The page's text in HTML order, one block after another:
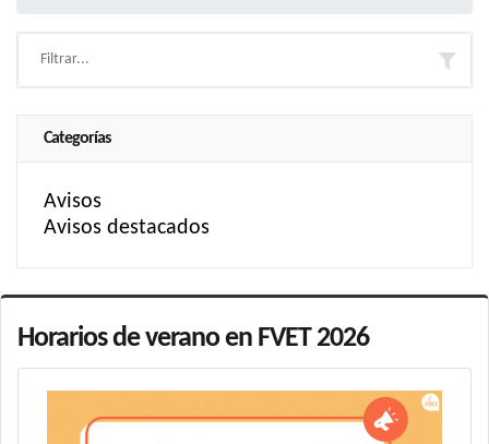
Categorías
Avisos
Avisos destacados
Horarios de verano en FVET 2026